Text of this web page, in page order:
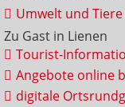
Umwelt und Tiere
Zu Gast in Lienen
Tourist-
Angebote online
digitale